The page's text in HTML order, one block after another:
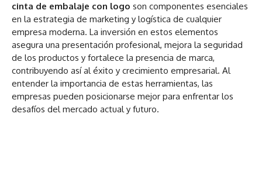
cinta de embalaje con logo son componentes esenciales
en la estrategia de marketing y logística de cualquier
empresa moderna. La inversión en estos elementos
asegura una presentación profesional, mejora la seguridad
de los productos y fortalece la presencia de marca,
contribuyendo así al éxito y crecimiento empresarial. Al
entender la importancia de estas herramientas, las
empresas pueden posicionarse mejor para enfrentar los
desafíos del mercado actual y futuro.